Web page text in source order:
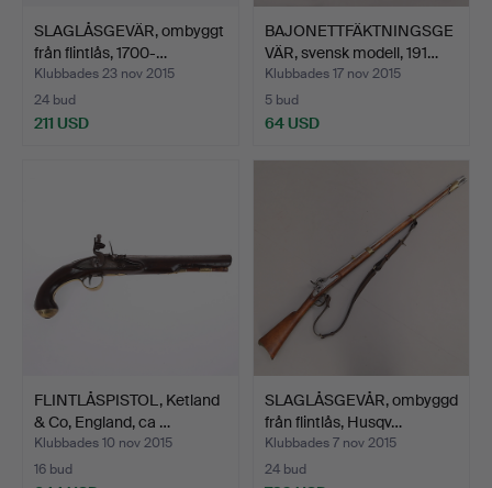
SLAGLÅSGEVÄR, ombyggt
från flintlås, 1700-…
Klubbades 23 nov 2015
24 bud
211 USD
BAJONETTFÄKTNINGSGE
VÄR, svensk modell, 191…
Klubbades 17 nov 2015
5 bud
64 USD
FLINTLÅSPISTOL, Ketland
& Co, England, ca …
Klubbades 10 nov 2015
16 bud
SLAGLÅSGEVÅR, ombyggd
från flintlås, Husqv…
Klubbades 7 nov 2015
24 bud